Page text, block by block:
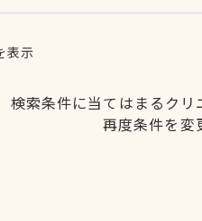
表示
検索条件に当てはまるク
再度条件を変